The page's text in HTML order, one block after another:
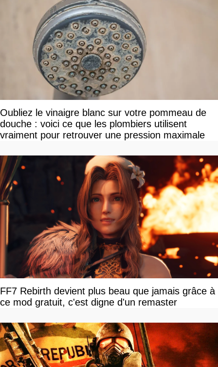
Oubliez le vinaigre blanc sur votre pommeau de
douche : voici ce que les plombiers utilisent
vraiment pour retrouver une pression maximale
FF7 Rebirth devient plus beau que jamais grâce à
ce mod gratuit, c'est digne d'un remaster